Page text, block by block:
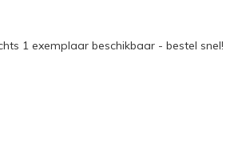
1 exemplaar beschikbaar - bestel snel!